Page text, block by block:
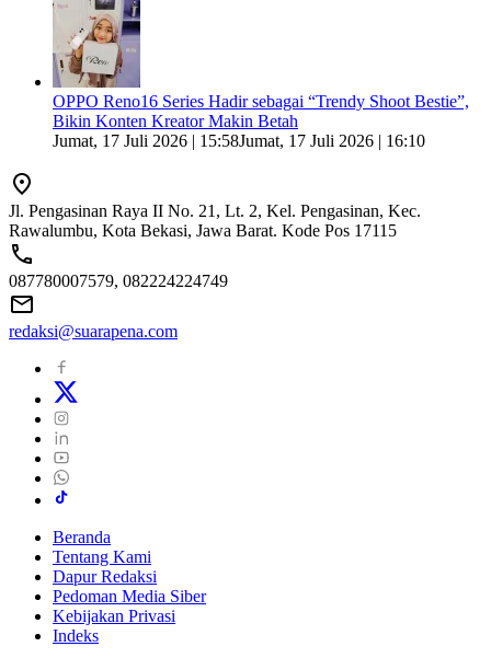
OPPO Reno16 Series Hadir sebagai “Trendy Shoot Bestie”,
Bikin Konten Kreator Makin Betah
Jumat, 17 Juli 2026 | 15:58Jumat, 17 Juli 2026 | 16:10
Jl. Pengasinan Raya II No. 21, Lt. 2, Kel. Pengasinan, Kec.
Rawalumbu, Kota Bekasi, Jawa Barat. Kode Pos 17115
087780007579, 082224224749
redaksi@suarapena.com
Beranda
Tentang Kami
Dapur Redaksi
Pedoman Media Siber
Kebijakan Privasi
Indeks